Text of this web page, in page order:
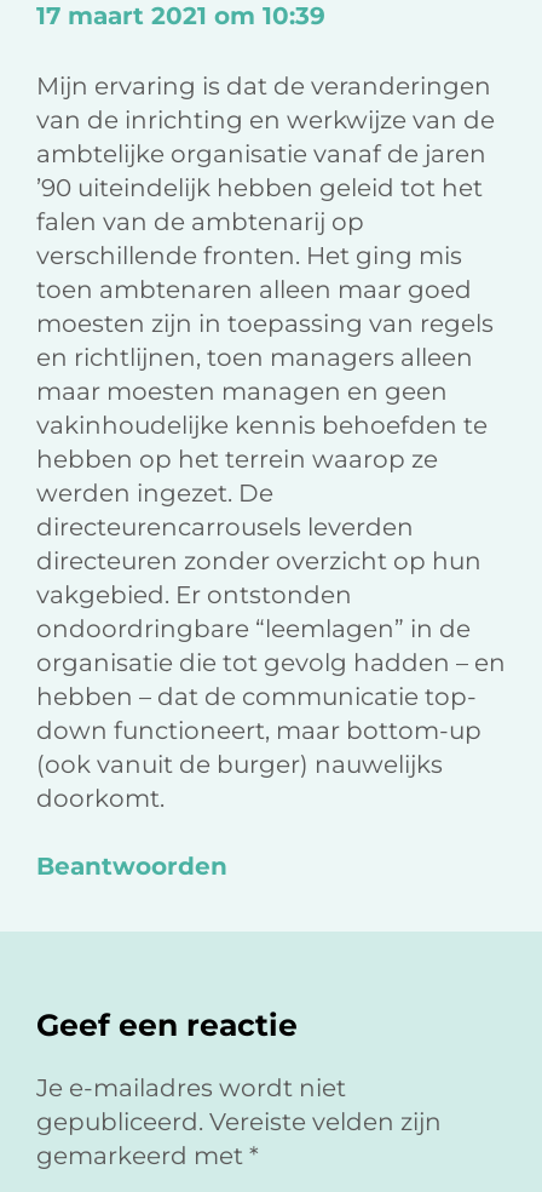
17 maart 2021 om 10:39
Mijn ervaring is dat de veranderingen
van de inrichting en werkwijze van de
ambtelijke organisatie vanaf de jaren
’90 uiteindelijk hebben geleid tot het
falen van de ambtenarij op
verschillende fronten. Het ging mis
toen ambtenaren alleen maar goed
moesten zijn in toepassing van regels
en richtlijnen, toen managers alleen
maar moesten managen en geen
vakinhoudelijke kennis behoefden te
hebben op het terrein waarop ze
werden ingezet. De
directeurencarrousels leverden
directeuren zonder overzicht op hun
vakgebied. Er ontstonden
ondoordringbare “leemlagen” in de
organisatie die tot gevolg hadden – en
hebben – dat de communicatie top-
down functioneert, maar bottom-up
(ook vanuit de burger) nauwelijks
doorkomt.
Beantwoorden
Geef een reactie
Je e-mailadres wordt niet
gepubliceerd. Vereiste velden zijn
gemarkeerd met *